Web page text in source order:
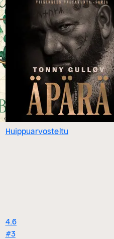
Huippuarvosteltu
4.6
#3